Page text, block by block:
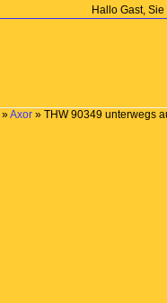
Hallo Gast,
»Axor » THW 90349 unterwegs